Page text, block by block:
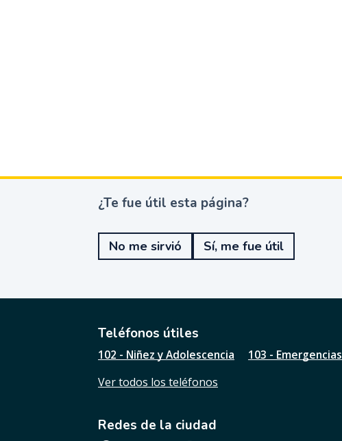
¿
e
u
t
l
s
a
g
¿Te fue útil esta página?
No me sirvió Sí, me fue útil
Teléfonos útiles
102 - Niñez y Adolescencia 103 - Emergencias
Ver todos los teléfonos
Redes de la ciudad